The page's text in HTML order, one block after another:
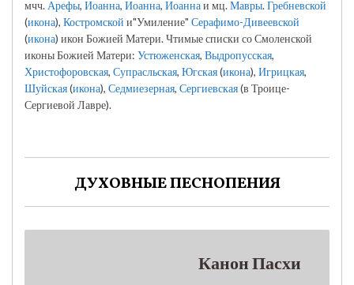
мчч.Арефы, Иоанна, Иоанна, Иоаннаи мц.Мавры.Гребневской
(икона), Костромской и"Умиление" Серафимо-Дивеевской
(икона) икон Божией Матери. Чтимые списки со Смоленской
иконы Божией Матери: Устюженская, Выдропусская,
Христофоровская, Супрасльская, Югская(икона), Игрицкая,
Шуйская(икона), Седмиезерная, Сергиевская(в Троице-
Сергиевой Лавре).
ДУХОВНЫЕ ПЕСНОПЕНИЯ
Канон Пасхи